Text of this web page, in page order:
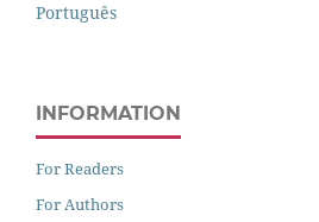
Português
INFORMATION
For Readers
For Authors